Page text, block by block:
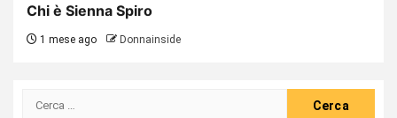
Chi è Sienna Spiro
1 mese ago Donnainside
Ricerca